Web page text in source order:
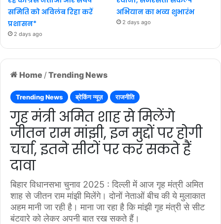
Home / Trending News
Trending News ब्रेकिंग न्यूज़ राजनीति
गृह मंत्री अमित शाह से मिलेंगे
जीतन राम मांझी, इन मुद्दों पर होगी
चर्चा, इतने सीटों पर कर सकते हैं
दावा
बिहार विधानसभा चुनाव 2025 : दिल्ली में आज गृह मंत्री अमित
शाह से जीतन राम मांझी मिलेंगे। दोनों नेताओं बीच की ये मुलाकात
अहम मानी जा रही है। माना जा रहा है कि मांझी गृह मंत्री से सीट
बंटवारे को लेकर अपनी बात रख सकते हैं।
समिति को अविलंब रिहा करें
प्रशासन*
2 days ago
अभियान का भव्य शुभारंभ
2 days ago